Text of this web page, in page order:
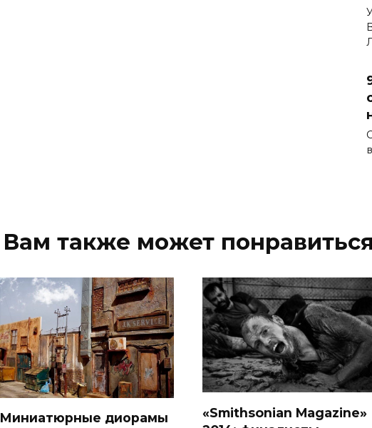
Вам также может понравиться
Миниатюрные диорамы
«Smithsonian Magazine»